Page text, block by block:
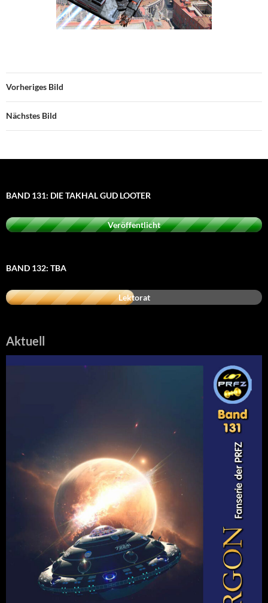
Vorheriges Bild
Nächstes Bild
BAND 131: DIE TAKHAL GUD LOOTER
Veröffentlicht
BAND 132: TBA
Lektorat
Aktuell